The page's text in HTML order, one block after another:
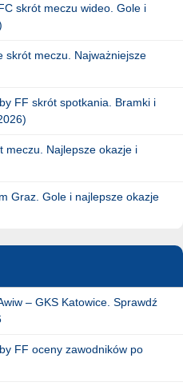
skrót meczu wideo. Gole i
skrót meczu. Najważniejsze
FF skrót spotkania. Bramki i
meczu. Najlepsze okazje i
Graz. Gole i najlepsze okazje
– GKS Katowice. Sprawdź
FF oceny zawodników po